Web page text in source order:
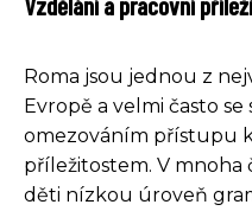
Roma jsou jednou z
Evropě a velmi často
omezováním přístupu
příležitostem. V mnoha
děti nízkou úroveň